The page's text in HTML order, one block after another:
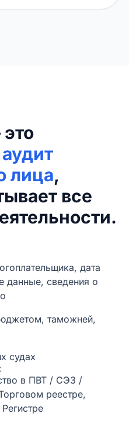
лица,
все
дата
данные, сведения о
таможней,
судах
в ПВТ / СЭЗ /
реестре,